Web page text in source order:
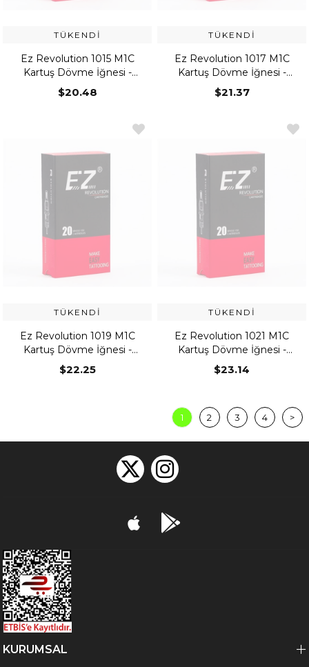
TÜKENDI
Ez Revolution 1015 M1C
Kartuş Dövme İğnesi -
Curved Magnum
$20.48
TÜKENDI
Ez Revolution 1017 M1C
Kartuş Dövme İğnesi -
Curved Magnum
$21.37
TÜKENDI
Ez Revolution 1019 M1C
Kartuş Dövme İğnesi -
Curved Magnum
$22.25
TÜKENDI
Ez Revolution 1021 M1C
Kartuş Dövme İğnesi -
Curved Magnum
$23.14
1 2 3 4 >
KURUMSAL